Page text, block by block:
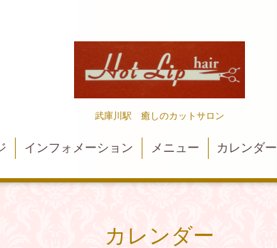
武庫川駅 癒しのカットサロン
インフォメーション メニュー カレンダー
カレンダー